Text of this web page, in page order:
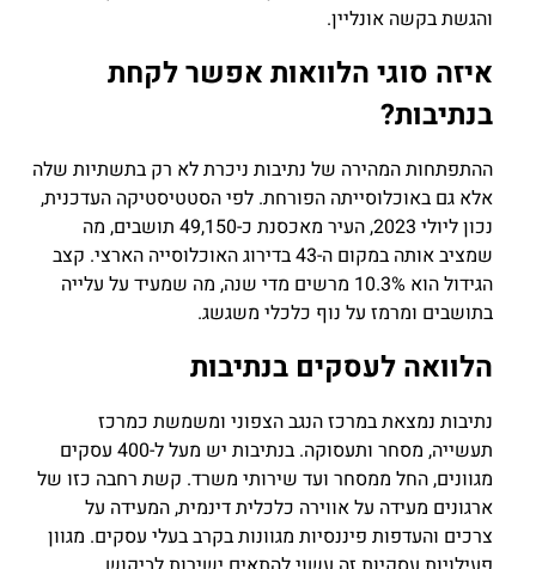
והגשת בקשה אונליין.
איזה סוגי הלוואות אפשר לקחת
בנתיבות?
ההתפתחות המהירה של נתיבות ניכרת לא רק בתשתיות שלה
אלא גם באוכלוסייתה הפורחת. לפי הסטטיסטיקה העדכנית,
נכון ליולי 2023, העיר מאכסנת כ-49,150 תושבים, מה
שמציב אותה במקום ה-43 בדירוג האוכלוסייה הארצי. קצב
הגידול הוא 10.3% מרשים מדי שנה, מה שמעיד על עלייה
בתושבים ומרמז על נוף כלכלי משגשג.
הלוואה לעסקים בנתיבות
נתיבות נמצאת במרכז הנגב הצפוני ומשמשת כמרכז
תעשייה, מסחר ותעסוקה. בנתיבות יש מעל ל-400 עסקים
מגוונים, החל ממסחר ועד שירותי משרד. קשת רחבה כזו של
ארגונים מעידה על אווירה כלכלית דינמית, המעידה על
צרכים והעדפות פיננסיות מגוונות בקרב בעלי עסקים. מגוון